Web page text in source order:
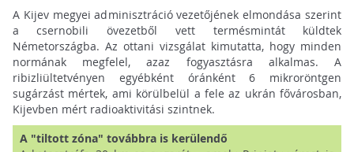
A Kijev megyei adminisztráció vezetőjének elmondása szerint
a csernobili övezetből vett termésmintát küldtek
Németországba. Az ottani vizsgálat kimutatta, hogy minden
normának megfelel, azaz fogyasztásra alkalmas. A
ribizliültetvényen egyébként óránként 6 mikroröntgen
sugárzást mértek, ami körülbelül a fele az ukrán fővárosban,
Kijevben mért radioaktivitási szintnek.
A "tiltott zóna" továbbra is kerülendő